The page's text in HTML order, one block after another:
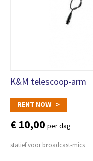
K&M telescoop-arm
RENT NOW >
€ 10,00 per dag
statief voor broadcast-mics